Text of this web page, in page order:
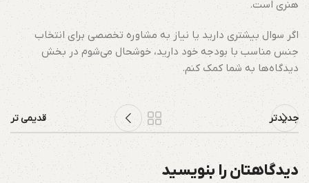
هنری است.
اگر سوال بیشتری دارید یا نیاز به مشاوره تخصصی برای انتخاب
جنس مناسب با بودجه خود دارید، خوشحال می‌شوم در بخش
دیدگاه‌ها به شما کمک کنم.
جدیدتر قدیمی تر
دیدگاهتان را بنویسید